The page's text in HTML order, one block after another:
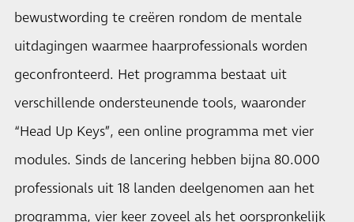
bewustwording te creëren rondom de mentale
uitdagingen waarmee haarprofessionals worden
geconfronteerd. Het programma bestaat uit
verschillende ondersteunende tools, waaronder
“Head Up Keys”, een online programma met vier
modules. Sinds de lancering hebben bijna 80.000
professionals uit 18 landen deelgenomen aan het
programma, vier keer zoveel als het oorspronkelijk